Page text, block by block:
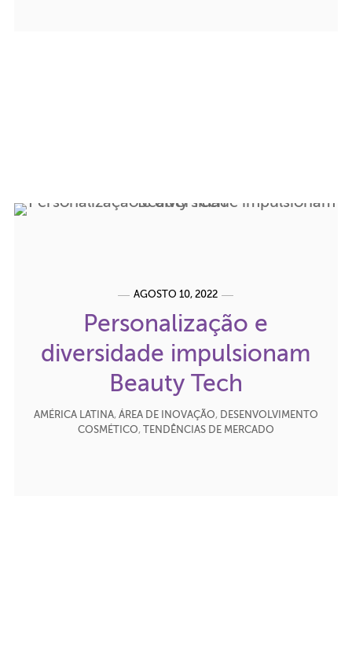
AGOSTO 10, 2022
Personalização e
diversidade impulsionam
Beauty Tech
AMÉRICA LATINA, ÁREA DE INOVAÇÃO, DESENVOLVIMENTO
COSMÉTICO, TENDÊNCIAS DE MERCADO